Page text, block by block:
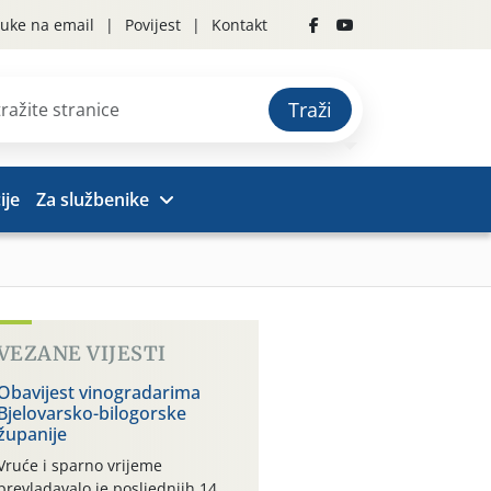
na email Povijest Kontakt
Traži
Za službenike
VIJESTI
vinogradarima
bilogorske
i sparno vrijeme